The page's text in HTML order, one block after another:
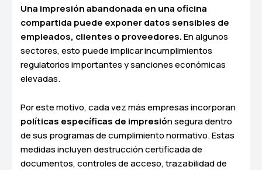
Una impresión abandonada en una oficina
compartida puede exponer datos sensibles de
empleados, clientes o proveedores.En algunos
sectores, esto puede implicar incumplimientos
regulatorios importantes y sanciones económicas
elevadas.
Por este motivo, cada vez más empresas incorporan
políticas específicas de impresión segura dentro
de sus programas de cumplimiento normativo. Estas
medidas incluyen destrucción certificada de
documentos, controles de acceso, trazabilidad de